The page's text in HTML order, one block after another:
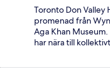
Toronto Don Valley
promenad från
Aga Khan
har nära till